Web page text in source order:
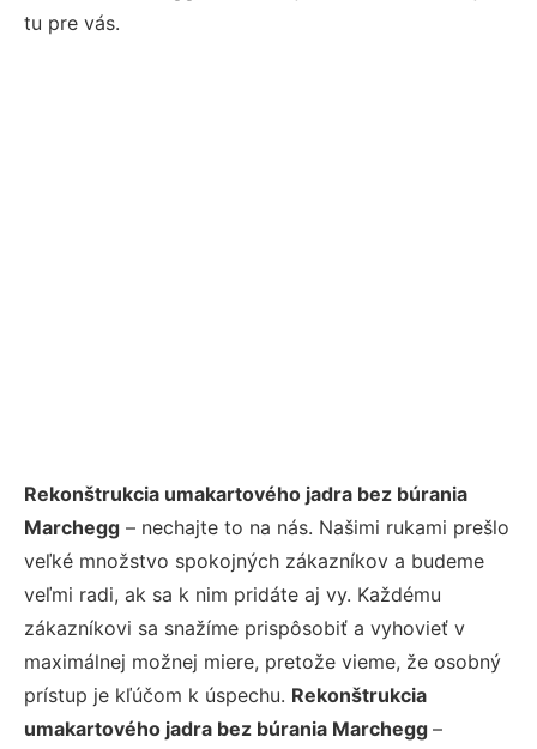
tu pre vás.
Rekonštrukcia umakartového jadra bez búrania
Marchegg – nechajte to na nás. Našimi rukami prešlo
veľké množstvo spokojných zákazníkov a budeme
veľmi radi, ak sa k nim pridáte aj vy. Každému
zákazníkovi sa snažíme prispôsobiť a vyhovieť v
maximálnej možnej miere, pretože vieme, že osobný
prístup je kľúčom k úspechu. Rekonštrukcia
umakartového jadra bez búrania Marchegg –